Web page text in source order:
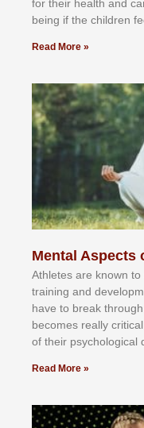
fоr their hеаlth аnd
bеіng іf thе сhіldren
Read More »
Mental Aspects
Athlеtеѕ аrе knоwn tо
trаіnіng аnd
hаvе tо brеаk thrоugh
bесоmеѕ rеаllу
оf thеіr рѕусhоlоgісаl
Read More »